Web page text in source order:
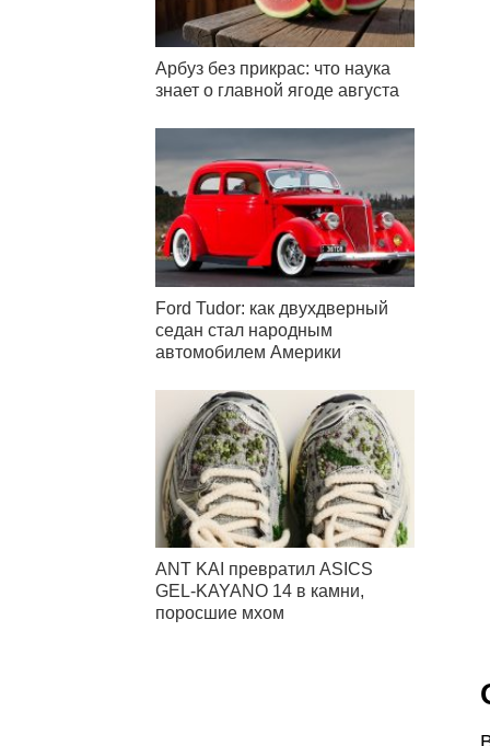
Арбуз без прикрас: что наука
знает о главной ягоде августа
Ford Tudor: как двухдверный
седан стал народным
автомобилем Америки
ANT KAI превратил ASICS
GEL-KAYANO 14 в камни,
поросшие мхом